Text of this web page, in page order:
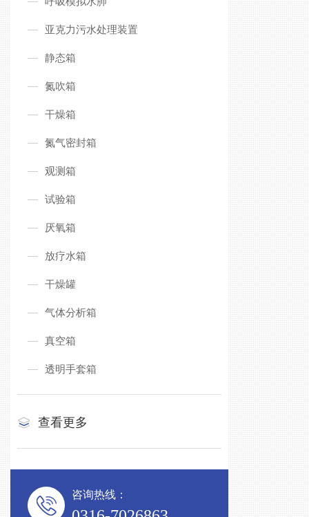
亚克力污水处理装置
静态箱
氮吹箱
干燥箱
氮气密封箱
观测箱
试验箱
厌氧箱
放疗水箱
干燥罐
气体分析箱
真空箱
透明手套箱
查看更多
咨询热线：